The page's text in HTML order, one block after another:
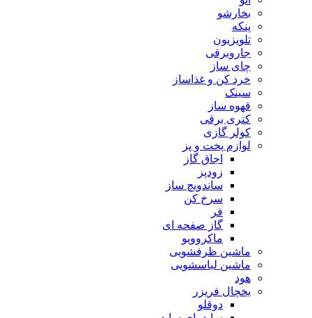
بخارشو
پنکه
تلویزیون
جاروبرقی
چای ساز
خرد کن و غذاساز
سینک
قهوه ساز
کتری برقی
کولر گازی
لوازم پخت و پز
اجاق گاز
زودپز
ساندویچ ساز
سرخ کن
فر
گاز صفحه ای
ماکروویو
ماشین ظرفشویی
ماشین لباسشویی
هود
یخچال فریزر
دوقلو